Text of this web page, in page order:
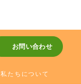
お問い合わせ
私たちについて